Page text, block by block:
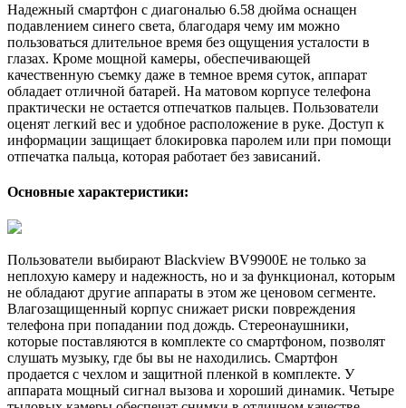
Надежный смартфон с диагональю 6.58 дюйма оснащен
подавлением синего света, благодаря чему им можно
пользоваться длительное время без ощущения усталости в
глазах. Кроме мощной камеры, обеспечивающей
качественную съемку даже в темное время суток, аппарат
обладает отличной батарей. На матовом корпусе телефона
практически не остается отпечатков пальцев. Пользователи
оценят легкий вес и удобное расположение в руке. Доступ к
информации защищает блокировка паролем или при помощи
отпечатка пальца, которая работает без зависаний.
Основные характеристики:
Пользователи выбирают Blackview BV9900E не только за
неплохую камеру и надежность, но и за функционал, которым
не обладают другие аппараты в этом же ценовом сегменте.
Влагозащищенный корпус снижает риски повреждения
телефона при попадании под дождь. Стереонаушники,
которые поставляются в комплекте со смартфоном, позволят
слушать музыку, где бы вы не находились. Смартфон
продается с чехлом и защитной пленкой в комплекте. У
аппарата мощный сигнал вызова и хороший динамик. Четыре